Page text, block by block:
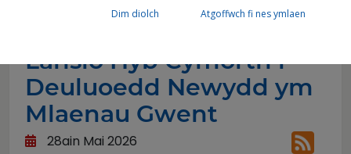
Lansio Hyb Cymorth i
Deuluoedd Newydd ym
Mlaenau Gwent
28ain Mai 2026
Dim diolch Atgoffwch fi nes ymlaen